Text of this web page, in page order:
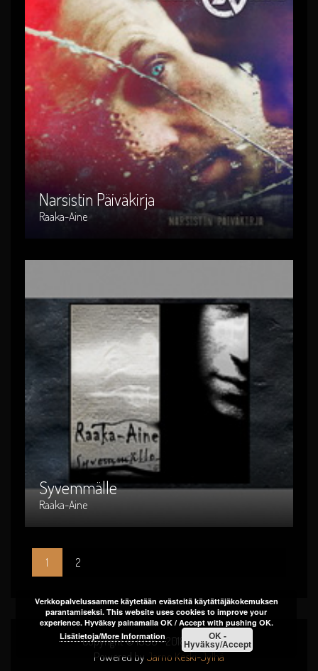
Narsistin Päiväkirja
Raaka-Aine
Narsistin Päiväkirja
Artist : Raaka-Aine
Release Date : 2016-05-27
Genre : suomi-rock
Produced By : RACD-009
Syvemmälle
Raaka-Aine
Syvemmälle
Artist : Raaka-Aine
Release Date : 2002-04-01
Genre : suomi-rock
Produced By :
1 2
Copyright © 1996 - 2018 Raaka-Aine
Powered by Jarno Keski-Jylhä
Verkkopalvelussamme käytetään evästeitä käytättäjäkokemuksen
parantamiseksi. This website uses cookies to improve your
experience. Hyväksy painamalla OK / Accept with pushing OK.
Lisätietoja/More Information
OK -
Hyväksy/Accept